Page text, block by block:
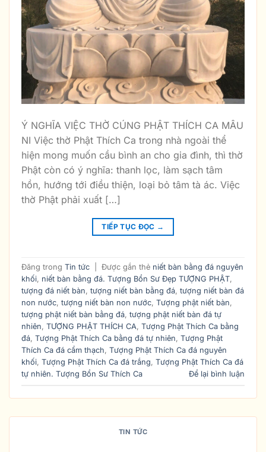
Ý NGHĨA VIỆC THỜ CÚNG PHẬT THÍCH CA MÂU
NI Việc thờ Phật Thích Ca trong nhà ngoài thể
hiện mong muốn cầu bình an cho gia đình, thì thờ
Phật còn có ý nghĩa: thanh lọc, làm sạch tâm
hồn, hướng tới điều thiện, loại bỏ tâm tà ác. Việc
thờ Phật phải xuất […]
TIẾP TỤC ĐỌC →
Đăng trong Tin tức Được gắn thẻ niết bàn bằng đá nguyên
khối, niết bàn bằng đá. Tượng Bổn Sư Đẹp TƯỢNG PHẬT,
tượng đá niết bàn, tượng niết bàn bằng đá, tượng niết bàn đá
non nước, tượng niết bàn non nước, Tượng phật niết bàn,
tượng phật niết bàn bằng đá, tượng phật niết bàn đá tự
nhiên, TƯỢNG PHẬT THÍCH CA, Tượng Phật Thích Ca bằng
đá, Tượng Phật Thích Ca bằng đá tự nhiên, Tượng Phật
Thích Ca đá cẩm thạch, Tượng Phật Thích Ca đá nguyên
khối, Tượng Phật Thích Ca đá trắng, Tượng Phật Thích Ca đá
tự nhiên. Tượng Bổn Sư Thích Ca
Để lại bình luận
TIN TỨC